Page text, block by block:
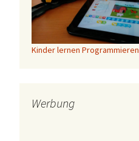
Kinder lernen Programmieren
Werbung